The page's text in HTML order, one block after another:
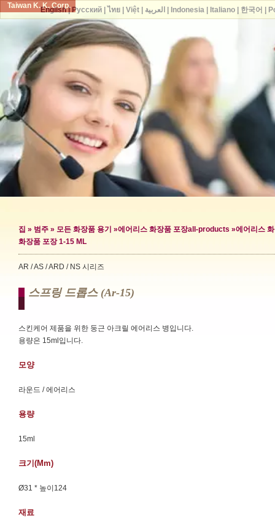
Taiwan K. K. Corp.
집 » 범주 » 모든 화장품 용기 »에어리스 화장품 포장all-products »에어리스
화장품 포장 1-15 ML
AR / AS / ARD / NS 시리즈
스프링 드롭스 (ar-15)
스킨케어 제품을 위한 둥근 아크릴 에어리스 병입니다.
용량은 15ml입니다.
모양
라운드 / 에어리스
용량
15ml
크기(mm)
Ø31 * 높이124
재료
English| Русский| ไทย| Việt| العربية Indonesia| Italiano| 한국어